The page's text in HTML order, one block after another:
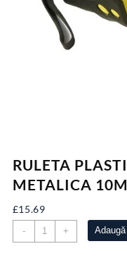
RULETA
METALICA
£15.69
-
Cantitate
RULETA
+